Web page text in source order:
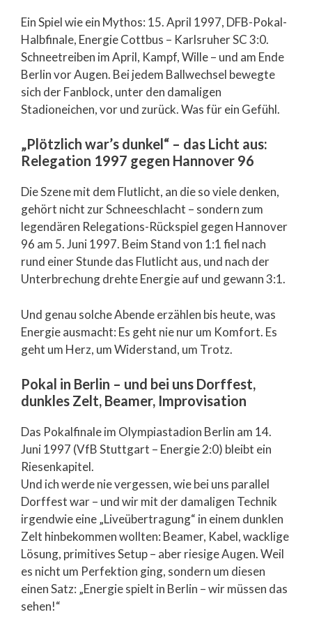
Ein Spiel wie ein Mythos: 15. April 1997, DFB-Pokal-
Halbfinale, Energie Cottbus – Karlsruher SC 3:0.
Schneetreiben im April, Kampf, Wille – und am Ende
Berlin vor Augen. Bei jedem Ballwechsel bewegte
sich der Fanblock, unter den damaligen
Stadioneichen, vor und zurück. Was für ein Gefühl.
„Plötzlich war’s dunkel“ – das Licht aus:
Relegation 1997 gegen Hannover 96
Die Szene mit dem Flutlicht, an die so viele denken,
gehört nicht zur Schneeschlacht – sondern zum
legendären Relegations-Rückspiel gegen Hannover
96 am 5. Juni 1997. Beim Stand von 1:1 fiel nach
rund einer Stunde das Flutlicht aus, und nach der
Unterbrechung drehte Energie auf und gewann 3:1.
Und genau solche Abende erzählen bis heute, was
Energie ausmacht: Es geht nie nur um Komfort. Es
geht um Herz, um Widerstand, um Trotz.
Pokal in Berlin – und bei uns Dorffest,
dunkles Zelt, Beamer, Improvisation
Das Pokalfinale im Olympiastadion Berlin am 14.
Juni 1997 (VfB Stuttgart – Energie 2:0) bleibt ein
Riesenkapitel.
Und ich werde nie vergessen, wie bei uns parallel
Dorffest war – und wir mit der damaligen Technik
irgendwie eine „Liveübertragung“ in einem dunklen
Zelt hinbekommen wollten: Beamer, Kabel, wacklige
Lösung, primitives Setup – aber riesige Augen. Weil
es nicht um Perfektion ging, sondern um diesen
einen Satz: „Energie spielt in Berlin – wir müssen das
sehen!“